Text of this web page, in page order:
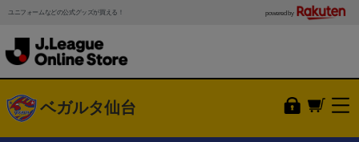
ユニフォームなどの公式グッズが買える！ powered by
ベガルタ仙台